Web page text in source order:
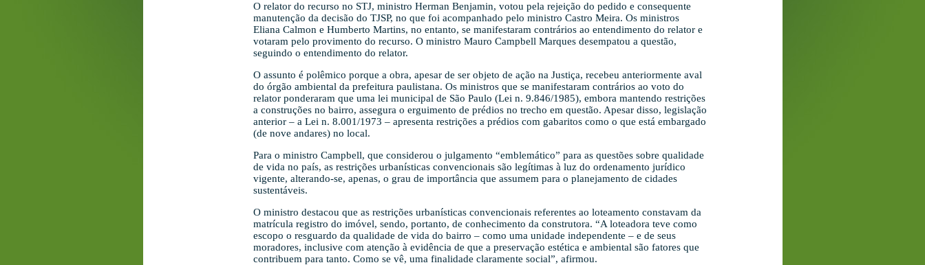
O relator do recurso no STJ, ministro Herman Benjamin, votou pela rejeição do pedido e consequente
manutenção da decisão do TJSP, no que foi acompanhado pelo ministro Castro Meira. Os ministros
Eliana Calmon e Humberto Martins, no entanto, se manifestaram contrários ao entendimento do relator e
votaram pelo provimento do recurso. O ministro Mauro Campbell Marques desempatou a questão,
seguindo o entendimento do relator.
O assunto é polêmico porque a obra, apesar de ser objeto de ação na Justiça, recebeu anteriormente aval
do órgão ambiental da prefeitura paulistana. Os ministros que se manifestaram contrários ao voto do
relator ponderaram que uma lei municipal de São Paulo (Lei n. 9.846/1985), embora mantendo restrições
a construções no bairro, assegura o erguimento de prédios no trecho em questão. Apesar disso, legislação
anterior – a Lei n. 8.001/1973 – apresenta restrições a prédios com gabaritos como o que está embargado
(de nove andares) no local.
Para o ministro Campbell, que considerou o julgamento “emblemático” para as questões sobre qualidade
de vida no país, as restrições urbanísticas convencionais são legítimas à luz do ordenamento jurídico
vigente, alterando-se, apenas, o grau de importância que assumem para o planejamento de cidades
sustentáveis.
O ministro destacou que as restrições urbanísticas convencionais referentes ao loteamento constavam da
matrícula registro do imóvel, sendo, portanto, de conhecimento da construtora. “A loteadora teve como
escopo o resguardo da qualidade de vida do bairro – como uma unidade independente – e de seus
moradores, inclusive com atenção à evidência de que a preservação estética e ambiental são fatores que
contribuem para tanto. Como se vê, uma finalidade claramente social”, afirmou.